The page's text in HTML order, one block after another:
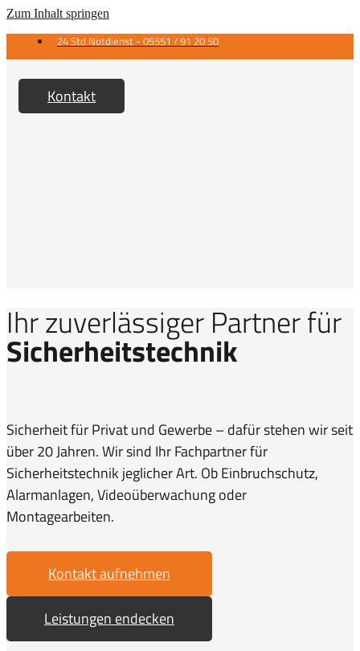
Zum Inhalt springen
24 Std Notdienst - 05551 / 91 20 50
Kontakt
Ihr zuverlässiger Partner für
Sicherheitstechnik
Sicherheit für Privat und Gewerbe – dafür stehen wir seit
über 20 Jahren. Wir sind Ihr Fachpartner für
Sicherheitstechnik jeglicher Art. Ob Einbruchschutz,
Alarmanlagen, Videoüberwachung oder
Montagearbeiten.
Kontakt aufnehmen
Leistungen endecken